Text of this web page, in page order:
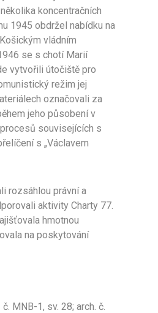
koncentračních
1945 obdržel nabídku na
vládním
se s chotí Marií
vytvořili útočiště pro
režim jej
označovali za
jeho působení v
souvisejících s
s „Václavem
rozsáhlou právní a
aktivity Charty 77.
hmotnou
na poskytování
MNB-1, sv. 28; arch. č.